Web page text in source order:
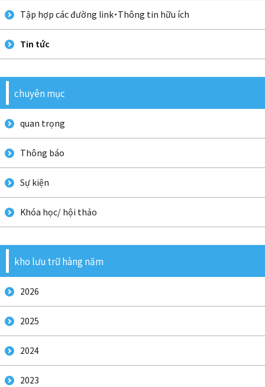
Tập hợp các đường link・Thông tin hữu ích
Tin tức
chuyên mục
quan trọng
Thông báo
Sự kiện
Khóa học/ hội thảo
kho lưu trữ hàng năm
2026
2025
2024
2023